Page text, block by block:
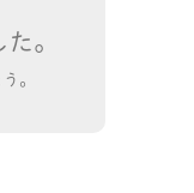
。
。